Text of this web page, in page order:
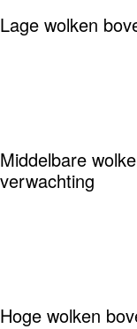
Lage wolken
Middelbare
verwachting
Hoge wolken